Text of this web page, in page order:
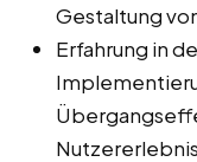
Gestaltung
Erfahrung in